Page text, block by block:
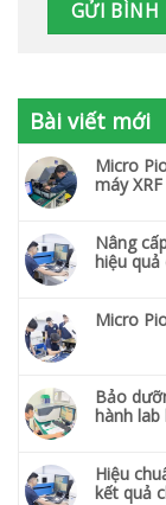
Bài viết mới
Micro
máy
Nâng
hiệu quả
Micro
Bảo
hành lab
Hiệu
kết quả